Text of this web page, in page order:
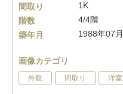
間取り
1K
階数
4/4階
築年月
1988年07月
画像カテゴリ
外観 間取り 洋室